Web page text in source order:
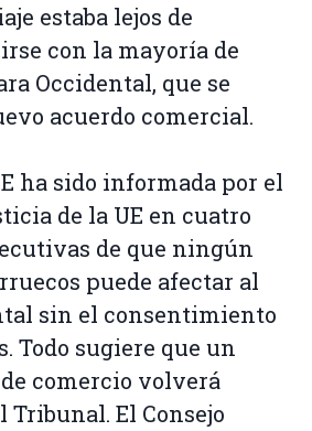
estaba lejos de
con la mayoría de
Occidental, que se
acuerdo comercial.
ha sido informada por el
de la UE en cuatro
de que ningún
puede afectar al
sin el consentimiento
Todo sugiere que un
comercio volverá
El Consejo